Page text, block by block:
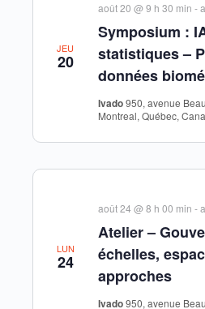
JEU
20
Symposium :
statistiques –
données
août 20 @ 9 h 30 min -
Ivado950, avenue
Montreal, Québec,
LUN
24
Atelier –
échelles,
approches
août 24 @ 8 h 00 min -
Ivado950, avenue